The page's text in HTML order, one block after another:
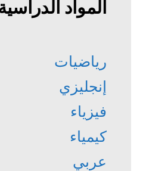
المواد
رياضيات
إنجليزي
فيزياء
كيمياء
عربي